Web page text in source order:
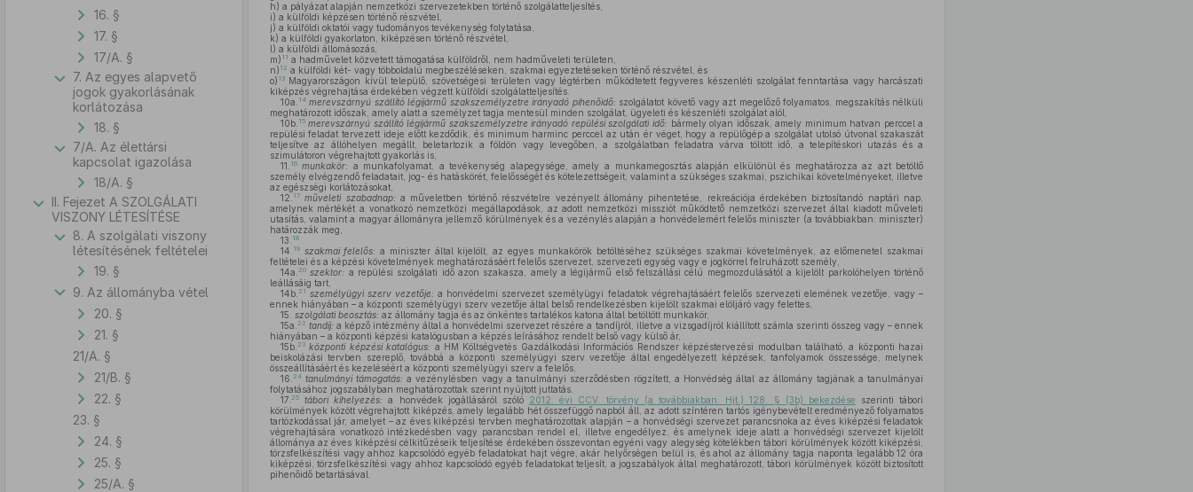
16. §
17. §
17/A. §
7. Az egyes alapvető
jogok gyakorlásának
korlátozása
18. §
7/A. Az élettársi
kapcsolat igazolása
18/A. §
II. Fejezet A SZOLGÁLATI
VISZONY LÉTESÍTÉSE
8. A szolgálati viszony
létesítésének feltételei
19. §
9. Az állományba vétel
20. §
21. §
21/A. §
21/B. §
22. §
23. §
24. §
25. §
25/A. §
h) a pályázat alapján nemzetközi szervezetekben történő szolgálatteljesítés,
i) a külföldi képzésen történő részvétel,
j) a külföldi oktatói vagy tudományos tevékenység folytatása,
k) a külföldi gyakorlaton, kiképzésen történő részvétel,
l) a külföldi állomásozás,
m) 11 a hadművelet közvetett támogatása külföldről, nem hadműveleti területen,
n) 12 a külföldi két- vagy többoldalú megbeszéléseken, szakmai egyeztetéseken történő részvétel, és
o) 13Magyarországon kívül települő, szövetségesi területen vagy légtérben működtetett fegyveres készenléti szolgálat fenntartása vagy harcászati
kiképzés végrehajtása érdekében végzett külföldi szolgálatteljesítés.
10a. 14 merevszárnyú szállító légijármű szakszemélyzetre irányadó pihenőidő: szolgálatot követő vagy azt megelőző folyamatos, megszakítás nélküli
meghatározott időszak, amely alatt a személyzet tagja mentesül minden szolgálat, ügyeleti és készenléti szolgálat alól,
10b. 15 merevszárnyú szállító légijármű szakszemélyzetre irányadó repülési szolgálati idő: bármely olyan időszak, amely minimum hatvan perccel a
repülési feladat tervezett ideje előtt kezdődik, és minimum harminc perccel az után ér véget, hogy a repülőgép a szolgálat utolsó útvonal szakaszát
teljesítve az állóhelyen megállt, beletartozik a földön vagy levegőben, a szolgálatban feladatra várva töltött idő, a telepítéskori utazás és a
szimulátoron végrehajtott gyakorlás is,
11. 16 munkakör: a munkafolyamat, a tevékenység alapegysége, amely a munkamegosztás alapján elkülönül és meghatározza az azt betöltő
személy elvégzendő feladatait, jog- és hatáskörét, felelősségét és kötelezettségeit, valamint a szükséges szakmai, pszichikai követelményeket, illetve
az egészségi korlátozásokat,
12. 17 műveleti szabadnap: a műveletben történő részvételre vezényelt állomány pihentetése, rekreációja érdekében biztosítandó naptári nap,
amelynek mértékét a vonatkozó nemzetközi megállapodások, az adott nemzetközi missziót működtető nemzetközi szervezet által kiadott műveleti
utasítás, valamint a magyar állományra jellemző körülmények és a vezénylés alapján a honvédelemért felelős miniszter (a továbbiakban: miniszter)
határozzák meg,
13. 18
14. 19 szakmai felelős: a miniszter által kijelölt, az egyes munkakörök betöltéséhez szükséges szakmai követelmények, az előmenetel szakmai
feltételei és a képzési követelmények meghatározásáért felelős szervezet, szervezeti egység vagy e jogkörrel felruházott személy,
14a. 20 szektor: a repülési szolgálati idő azon szakasza, amely a légijármű első felszállási célú megmozdulásától a kijelölt parkolóhelyen történő
leállásáig tart,
14b. 21 személyügyi szerv vezetője: a honvédelmi szervezet személyügyi feladatok végrehajtásáért felelős szervezeti elemének vezetője, vagy –
ennek hiányában – a központi személyügyi szerv vezetője által belső rendelkezésben kijelölt szakmai elöljáró vagy felettes,
15. szolgálati beosztás: az állomány tagja és az önkéntes tartalékos katona által betöltött munkakör,
15a. 22 tandíj: a képző intézmény által a honvédelmi szervezet részére a tandíjról, illetve a vizsgadíjról kiállított számla szerinti összeg vagy – ennek
hiányában – a központi képzési katalógusban a képzés leírásához rendelt belső vagy külső ár,
15b. 23 központi képzési katalógus: a HM Költségvetés Gazdálkodási Információs Rendszer képzéstervezési modulban található, a központi hazai
beiskolázási tervben szereplő, továbbá a központi személyügyi szerv vezetője által engedélyezett képzések, tanfolyamok összessége, melynek
összeállításáért és kezeléséért a központi személyügyi szerv a felelős,
16. 24 tanulmányi támogatás: a vezénylésben vagy a tanulmányi szerződésben rögzített, a Honvédség által az állomány tagjának a tanulmányai
folytatásához jogszabályban meghatározottak szerint nyújtott juttatás.
17. 25 tábori kihelyezés: a honvédek jogállásáról szóló 2012. évi CCV. törvény (a továbbiakban: Hjt.) 128. § (3b) bekezdése szerinti tábori
körülmények között végrehajtott kiképzés, amely legalább hét összefüggő napból áll, az adott színtéren tartós igénybevételt eredményező folyamatos
tartózkodással jár, amelyet – az éves kiképzési tervben meghatározottak alapján – a honvédségi szervezet parancsnoka az éves kiképzési feladatok
végrehajtására vonatkozó intézkedésben vagy parancsban rendel el, illetve engedélyez, és amelynek ideje alatt a honvédségi szervezet kijelölt
állománya az éves kiképzési célkitűzéseik teljesítése érdekében összevontan egyéni vagy alegység kötelékben tábori körülmények között kiképzési,
törzsfelkészítési vagy ahhoz kapcsolódó egyéb feladatokat hajt végre, akár helyőrségen belül is, és ahol az állomány tagja naponta legalább 12 óra
kiképzési, törzsfelkészítési vagy ahhoz kapcsolódó egyéb feladatokat teljesít, a jogszabályok által meghatározott, tábori körülmények között biztosított
pihenőidő betartásával.